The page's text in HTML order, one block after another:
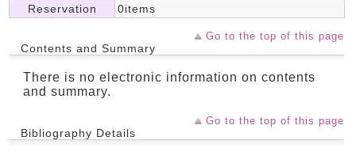
Reservation
0items
Go to the top of this page
Contents and Summary
There is no electronic information on contents
and summary.
Go to the top of this page
Bibliography Details